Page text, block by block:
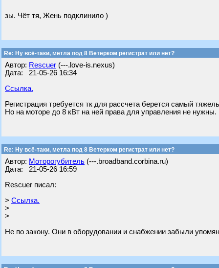
зы. Чёт тя, Жень подклинило )
Re: Ну всё-таки, метла под 8 Ветерком регистрат или нет?
Автор: Rescuer (---.love-is.nexus)
Дата: 21-05-26 16:34
Ссылка.
Регистрация требуется тк для рассчета берется самый
Но на моторе до 8 кВт на ней права для управления не нужны.
Re: Ну всё-таки, метла под 8 Ветерком регистрат или нет?
Автор: Моторогубитель (---.broadband.corbina.ru)
Дата: 21-05-26 16:59
Rescuer писал:
> Ссылка.
>
>
Не по закону. Они в оборудовании и снабжении забыли